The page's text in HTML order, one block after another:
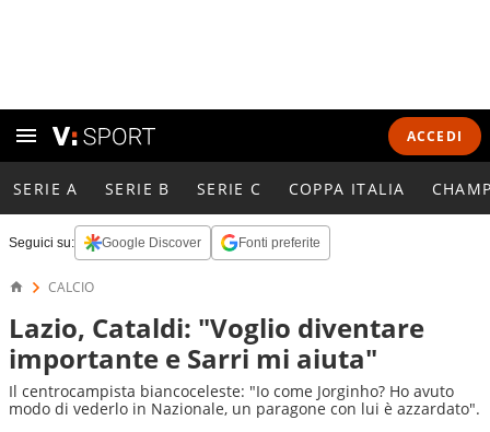
ACCEDI
SERIE A SERIE B SERIE C COPPA ITALIA
Seguici su: Google Discover Fonti preferite
CALCIO
Lazio, Cataldi: "Voglio diventare
importante e Sarri mi aiuta"
Il centrocampista biancoceleste: "Io come Jorginho? Ho avuto
modo di vederlo in Nazionale, un paragone con lui è azzardato".